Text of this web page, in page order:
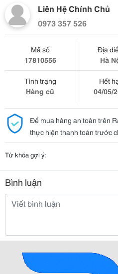
Liên Hệ Chính Chủ
0973 357 526
Mã số
17810556
Địa
Hà
Tình trạng
Hàng cũ
Hết
04/05/
Để mua hàng an toàn trên
thực hiện thanh toán trước
Từ khóa gợi ý:
Bình luận